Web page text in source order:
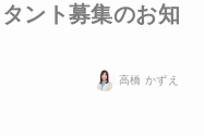
ント募集のお知
高橋 かずえ